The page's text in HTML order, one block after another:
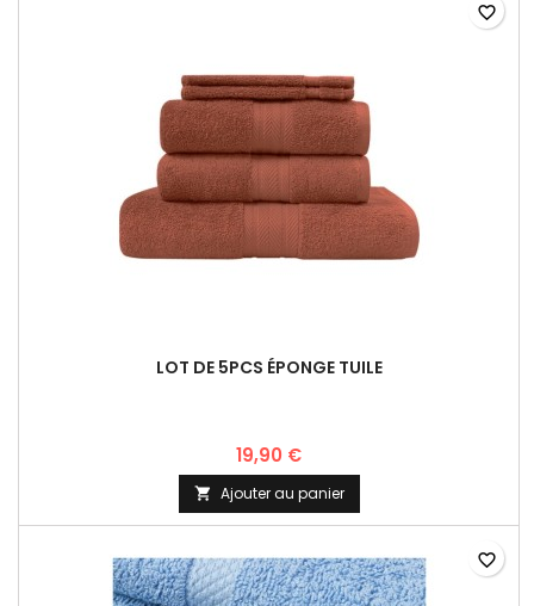
LOT DE 5PCS ÉPONGE TUILE
19,90 €
 Ajouter au panier
favorite_border
favorite_border